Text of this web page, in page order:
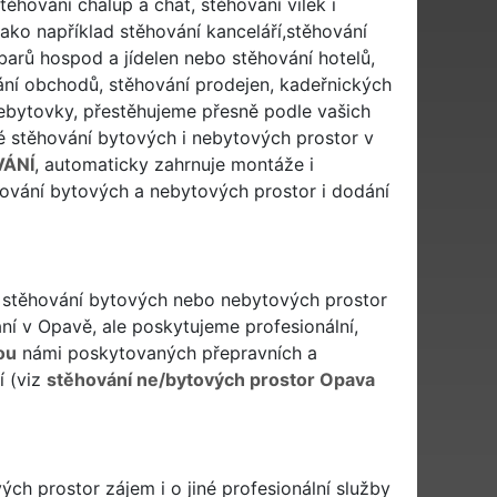
například stěhování kanceláří,stěhování
hospod a jídelen nebo stěhování hotelů,
obchodů, stěhování prodejen, kadeřnických
přestěhujeme přesně podle vašich
stěhování bytových i nebytových prostor v
, automaticky zahrnuje montáže i
bytových a nebytových prostor i dodání
bytových nebo nebytových prostor
v Opavě, ale poskytujeme profesionální,
námi poskytovaných přepravních a
(viz stěhování ne/bytových prostor Opava
prostor zájem i o jiné profesionální služby